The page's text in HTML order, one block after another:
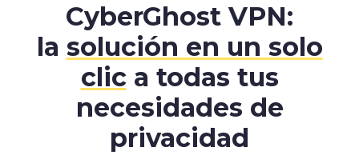
CyberGhost VPN:
la solución en un solo
clica todas tus
necesidades de
privacidad